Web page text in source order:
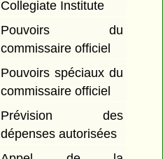
Collegiate Institute
Pouvoirs du
commissaire officiel
Pouvoirs spéciaux du
commissaire officiel
Prévision des
dépenses autorisées